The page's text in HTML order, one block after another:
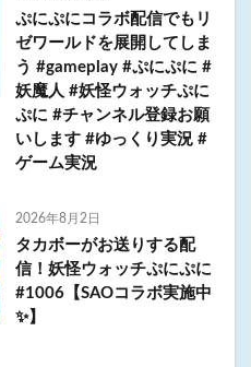
ぷにぷにコラボ配信でもリ
ゼワールドを展開してしま
う #gameplay #ぷにぷに #
妖魔人 #妖怪ウォッチぷに
ぷに #チャンネル登録お願
いします #ゆっくり実況 #
ゲーム実況
2026年8月2日
タカボーがお送りする配
信！妖怪ウォッチぷにぷに
#1006【SAOコラボ実施中
✨】